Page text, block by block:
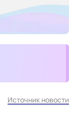
Источник новости